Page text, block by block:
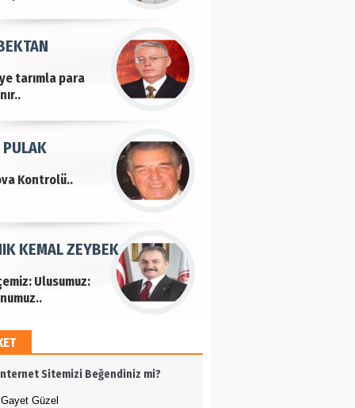
tarımla para
Kontrolü..
PULAK
Ulusumuz:
KEMAL ZEYBEK
bile rahat
Şehzade
HAYRİ PEKER
Sitemizi Beğendiniz mi?
Gayet Güzel